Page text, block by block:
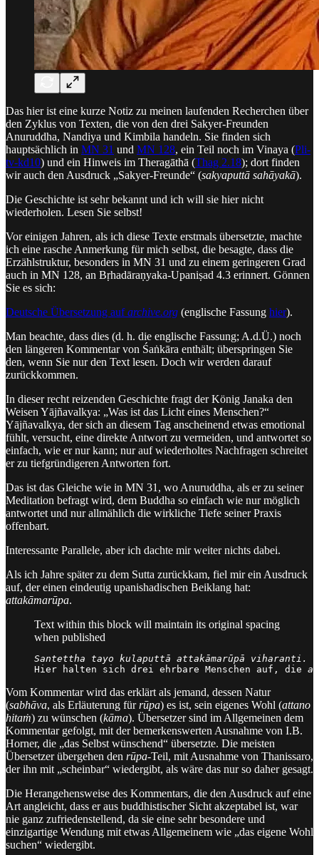
Das hier ist eine kurze Notiz zu meinen laufenden Recherchen über
den Zyklus von Texten, die von den drei Sakyer-Freunden
Anuruddha, Nandiya und Kimbila handeln. Sie finden sich
hauptsächlich in MN 31 und MN 128, ein Teil noch im Vinaya (Pli-
tv-kd10) und ein Hinweis im Theragāthā (Thag 2.18); dort finden
wir auch den Ausdruck „Sakyer-Freunde“ (sakyaputtā sahāyakā).
Die Geschichte ist sehr bekannt und ich will sie hier nicht
wiederholen. Lesen Sie selbst!
Vor einigen Jahren, als ich diese Texte erstmals übersetzte, machte
ich eine rasche Anmerkung für mich selbst, die besagte, dass die
Erzählstruktur, besonders in MN 31 und zu einem geringeren Grad
auch in MN 128, an Bṛhadāraṇyaka-Upaniṣad 4.3 erinnert. Gönnen
Sie es sich:
Deutsche Übersetzung aufarchive.org (englische Fassung hier).
Man beachte, dass dies (d. h. die englische Fassung; A.d.Ü.) noch
den längeren Kommentar von Śaṅkāra enthält; überspringen Sie
den, wenn Sie nur den Text lesen. Doch wir werden darauf
zurückkommen.
In dieser recht reizenden Geschichte fragt der König Janaka den
Weisen Yājñavalkya: „Was ist das Licht eines Menschen?“
Yājñavalkya, der sich an diesem Tag anscheinend etwas emotional
fühlt, versucht, eine direkte Antwort zu vermeiden, und antwortet so
einfach, wie er nur kann; nur auf wiederholtes Nachfragen schreitet
er zu tiefgründigeren Antworten fort.
Das ist das Gleiche wie in MN 31, wo Anuruddha, als er zu seiner
Meditation befragt wird, dem Buddha so einfach wie nur möglich
antwortet und nur allmählich die wirkliche Tiefe seiner Praxis
offenbart.
Interessante Parallele, aber ich dachte mir weiter nichts dabei.
Als ich Jahre später zu dem Sutta zurückkam, fiel mir ein Ausdruck
auf, der einen eindeutig upanishadischen Beiklang hat:
attakāmarūpa.
Text within this block will maintain its original spacing
when published
Santettha tayo kulaputtā attakāmarūpā viharanti.
Hier halten sich drei ehrbare Menschen auf, die
Vom Kommentar wird das erklärt als jemand, dessen Natur
(sabhāva, als Erläuterung fürrūpa) es ist, sein eigenes Wohl (attano
hitaṁ) zu wünschen (kāma). Übersetzer sind im Allgemeinen dem
Kommentar gefolgt, mit der bemerkenswerten Ausnahme von I.B.
Horner, die „das Selbst wünschend“ übersetzte. Die meisten
Übersetzer übergehen den rūpa-Teil, mit Ausnahme von Thanissaro,
der ihn mit „scheinbar“ wiedergibt, als wäre das nur so daher gesagt.
Die Herangehensweise des Kommentars, die den Ausdruck auf eine
Art angleicht, dass er aus buddhistischer Sicht akzeptabel ist, war
nie ganz zufriedenstellend, da sie eine sehr besondere und
einzigartige Wendung mit etwas Allgemeinem wie „das eigene Wohl
suchen“ wiedergibt.